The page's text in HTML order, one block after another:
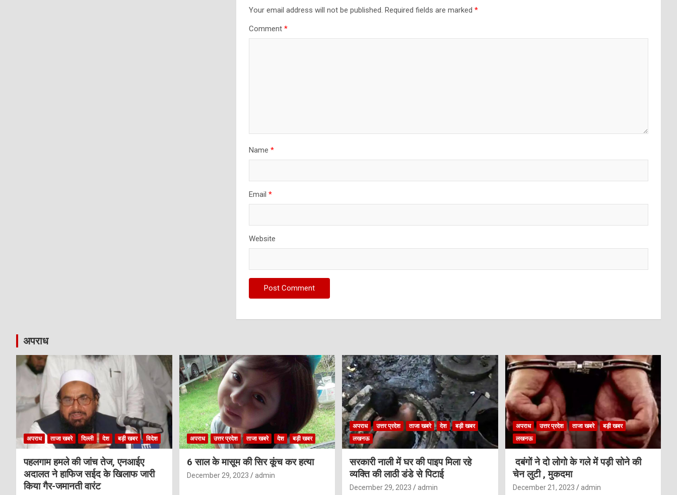
Your email address will not be published. Required fields are marked *
Comment *
Name *
Email *
Website
अपराध
अपराध ताजा खबरे दिल्ली देश बड़ी खबर विदेश
पहलगाम हमले की जांच तेज, एनआईए
अदालत ने हाफिज सईद के खिलाफ जारी
किया गैर-जमानती वारंट
अपराध उत्तर प्रदेश ताजा खबरे देश बड़ी खबर
6 साल के मासूम की सिर कूंच कर हत्या
December 29, 2023 admin
अपराध उत्तर प्रदेश ताजा खबरे देश
बड़ी खबर
लखनऊ
सरकारी नाली में घर की पाइप मिला रहे
व्यक्ति की लाठी डंडे से पिटाई
December 29, 2023 admin
अपराध उत्तर प्रदेश ताजा खबरे
बड़ी खबर
लखनऊ
दबंगों ने दो लोगो के गले में पड़ी सोने की
चेन लुटी , मुकदमा
December 21, 2023 admin